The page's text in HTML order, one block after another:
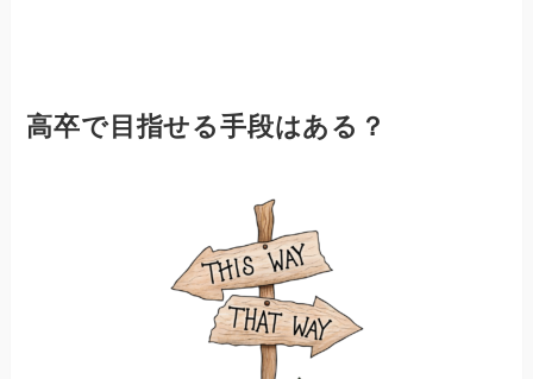
高卒で目指せる手段はある？